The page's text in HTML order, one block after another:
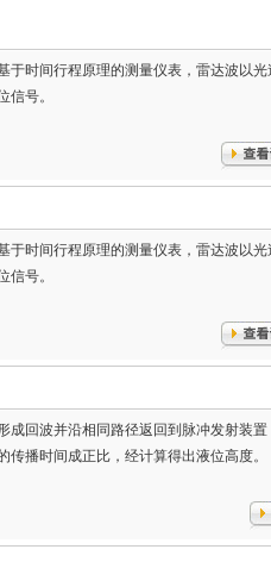
于时间行程原理的测量仪表，雷达波以光
号。
于时间行程原理的测量仪表，雷达波以光
号。
成回波并沿相同路径返回到脉冲发射装置
播时间成正比，经计算得出液位高度。